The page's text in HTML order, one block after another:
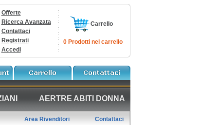
Offerte
Ricerca Avanzata
Contattaci
Registrati
Accedi
Carrello
0 Prodotti nel carrello
AERTRE ABITI DONNA
Area Rivenditori Contattaci